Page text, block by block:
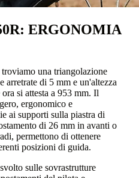
ERGONOMIA
una triangolazione
arretrate di 5 mm e un'altezza
si attesta a 953 mm. Il
ergonomico e
ai supporti sulla piastra di
di 26 mm in avanti o
permettono di ottenere
posizioni di guida.
sulle sovrastrutture